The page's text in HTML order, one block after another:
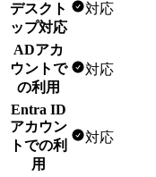
デスクト
ップ対応
対応
ADアカ
ウントで
の利用
対応
Entra ID
アカウン
トでの利
用
対応